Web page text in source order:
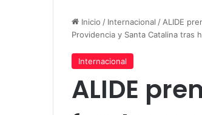
Inicio / Internacional / ALIDE
Providencia y Santa Catalina tras
Internacional
ALIDE